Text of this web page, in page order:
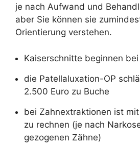
je nach Aufwand und
aber Sie können sie
Orientierung verstehen.
Kaiserschnitte beginnen bei
die Patellaluxation-OP
2.500 Euro zu Buche
bei Zahnextraktionen ist
zu rechnen (je nach
gezogenen Zähne)